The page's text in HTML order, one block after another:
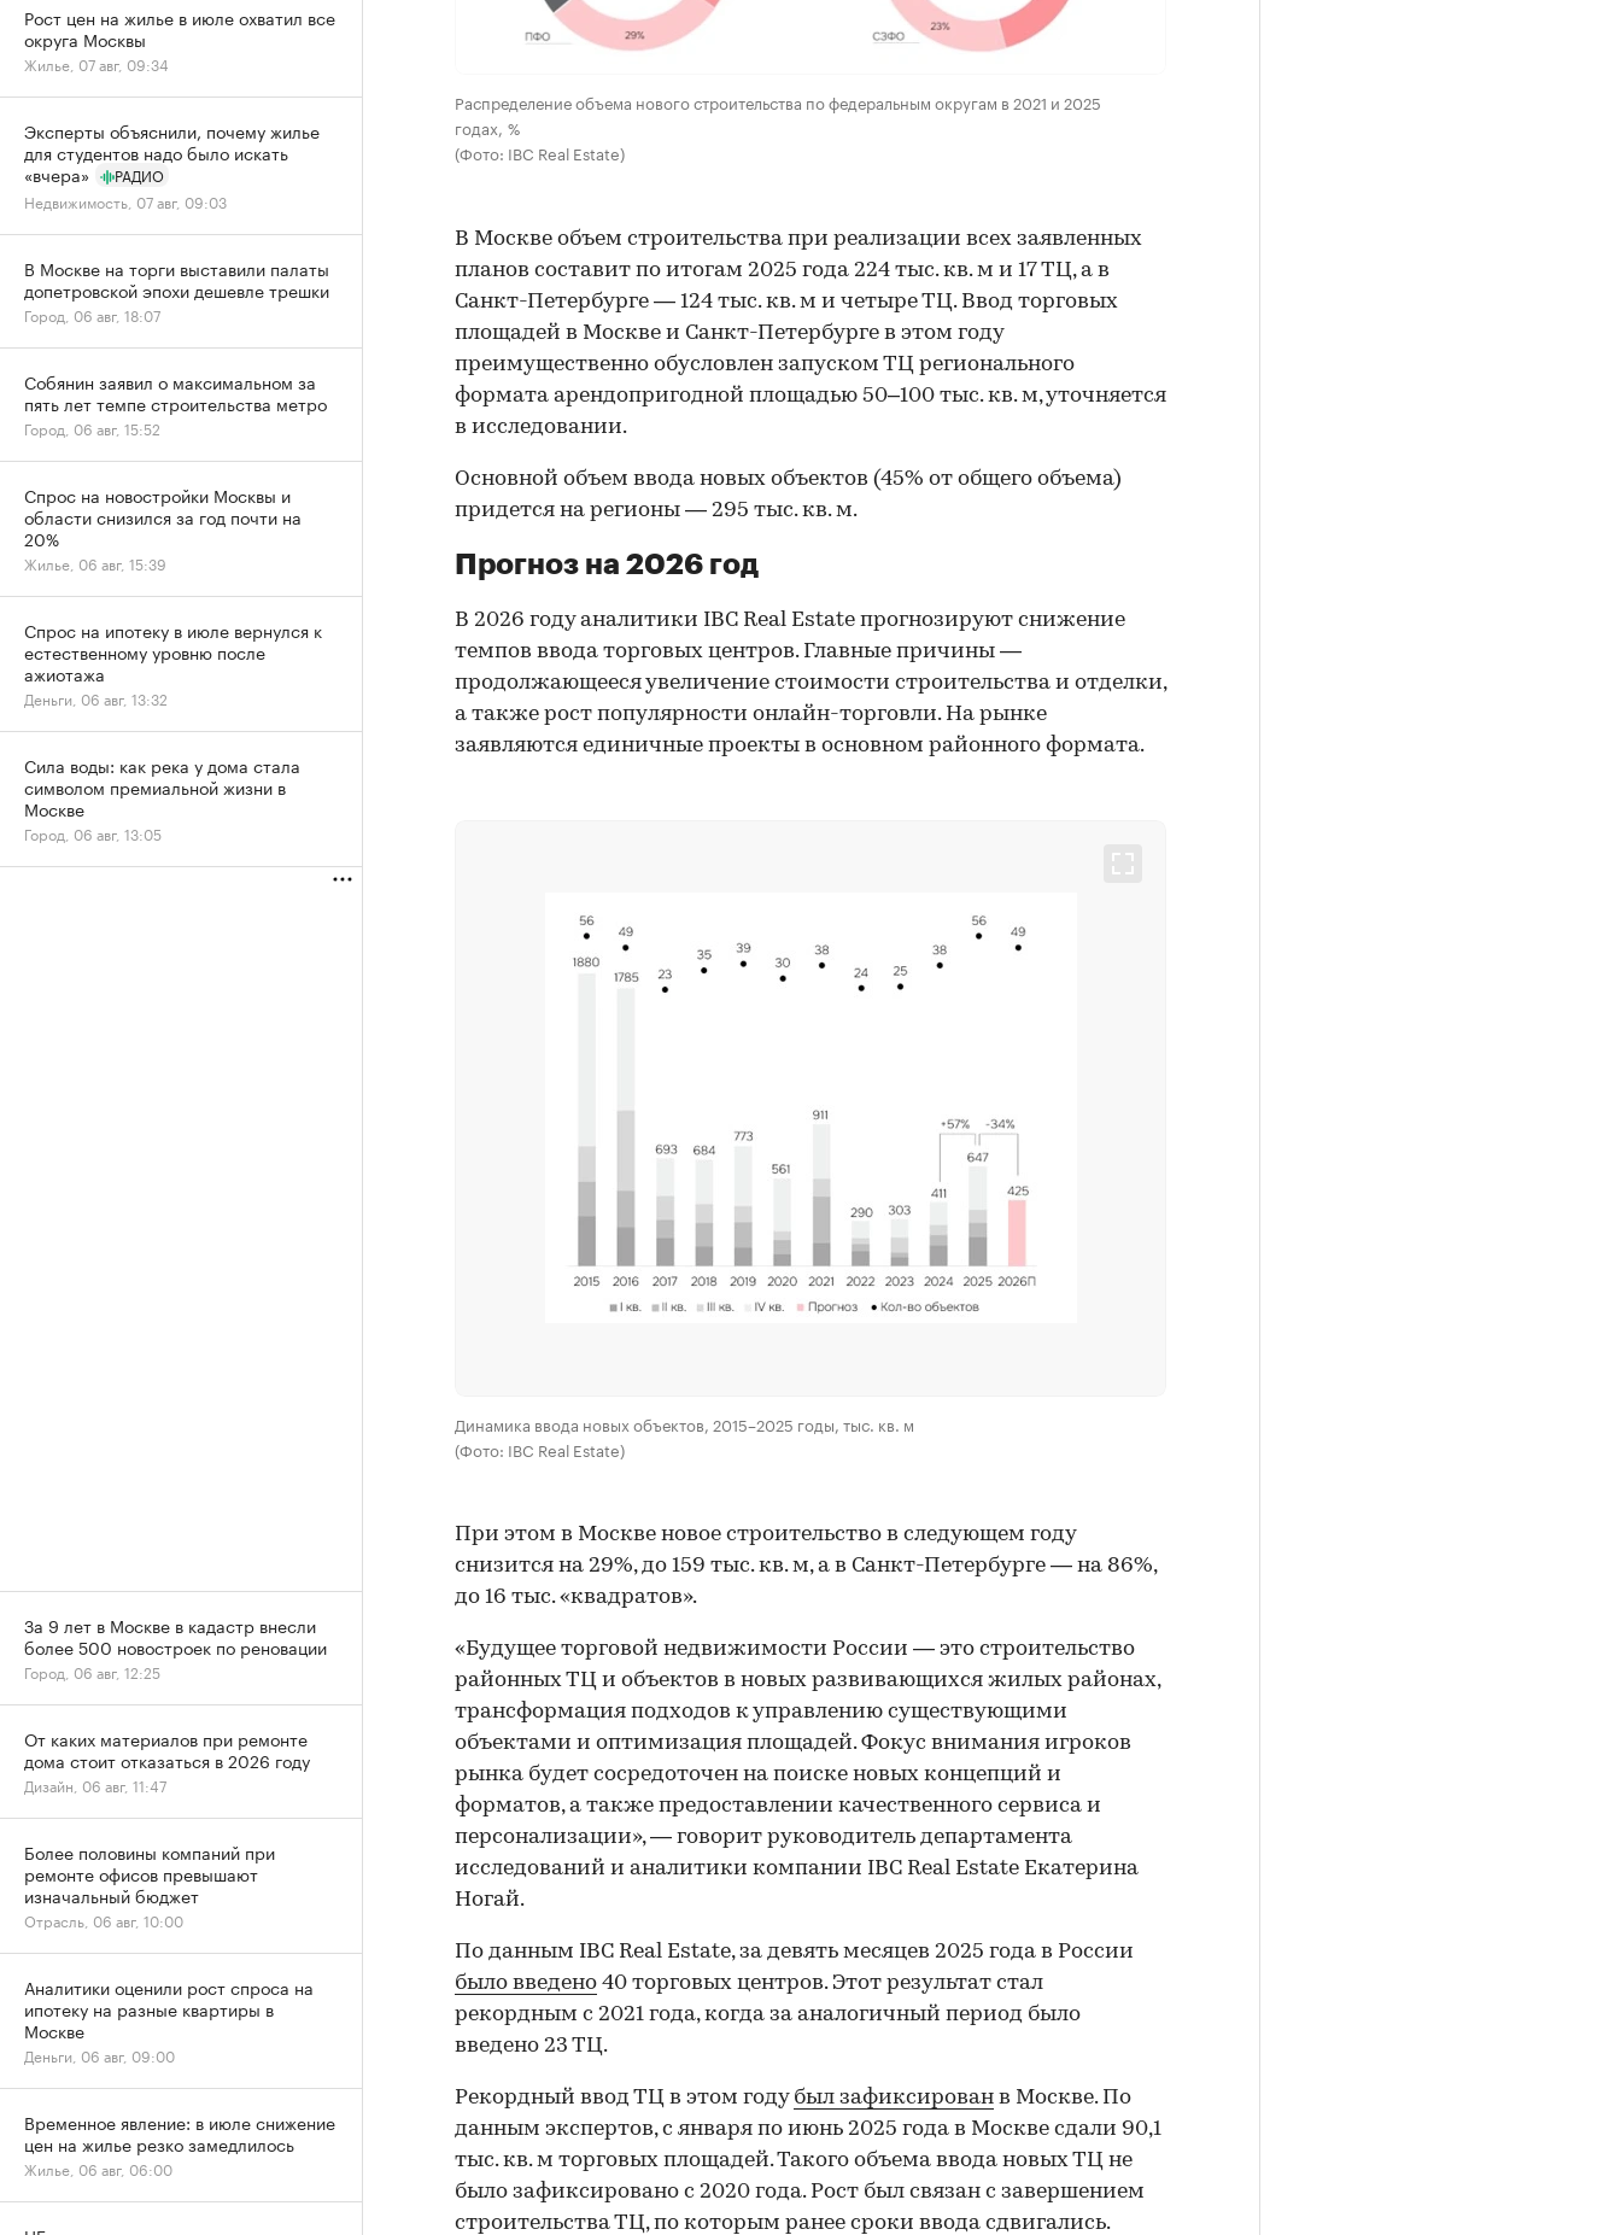
Распределение объема нового строительства по федеральным округам в 2021 и 2025
годах, %
(Фото: IBC Real Estate)
В Москве объем строительства при реализации всех заявленных
планов составит по итогам 2025 года 224 тыс. кв. м и 17 ТЦ, а в
Санкт-Петербурге — 124 тыс. кв. м и четыре ТЦ. Ввод торговых
площадей в Москве и Санкт-Петербурге в этом году
преимущественно обусловлен запуском ТЦ регионального
формата арендопригодной площадью 50–100 тыс. кв. м, уточняется
в исследовании.
Основной объем ввода новых объектов (45% от общего объема)
придется на регионы — 295 тыс. кв. м.
Прогноз на 2026 год
В 2026 году аналитики IBC Real Estate прогнозируют снижение
темпов ввода торговых центров. Главные причины —
продолжающееся увеличение стоимости строительства и отделки,
а также рост популярности онлайн-торговли. На рынке
заявляются единичные проекты в основном районного формата.
Динамика ввода новых объектов, 2015–2025 годы, тыс. кв. м
(Фото: IBC Real Estate)
При этом в Москве новое строительство в следующем году
снизится на 29%, до 159 тыс. кв. м, а в Санкт-Петербурге — на 86%,
до 16 тыс. «квадратов».
«Будущее торговой недвижимости России — это строительство
районных ТЦ и объектов в новых развивающихся жилых районах,
трансформация подходов к управлению существующими
объектами и оптимизация площадей. Фокус внимания игроков
рынка будет сосредоточен на поиске новых концепций и
форматов, а также предоставлении качественного сервиса и
персонализации», — говорит руководитель департамента
исследований и аналитики компании IBC Real Estate Екатерина
Ногай.
По данным IBC Real Estate, за девять месяцев 2025 года в России
было введено 40 торговых центров. Этот результат стал
рекордным с 2021 года, когда за аналогичный период было
введено 23 ТЦ.
Рекордный ввод ТЦ в этом году был зафиксирован в Москве. По
данным экспертов, с января по июнь 2025 года в Москве сдали 90,1
тыс. кв. м торговых площадей. Такого объема ввода новых ТЦ не
было зафиксировано с 2020 года. Рост был связан с завершением
строительства ТЦ, по которым ранее сроки ввода сдвигались.
Рост цен на жилье в июле охватил все
округа Москвы
Жилье, 07 авг, 09:34
Эксперты объяснили, почему жилье
для студентов надо было искать
«вчера»
РАДИО
Недвижимость, 07 авг, 09:03
В Москве на торги выставили палаты
допетровской эпохи дешевле трешки
Город, 06 авг, 18:07
Собянин заявил о максимальном за
пять лет темпе строительства метро
Город, 06 авг, 15:52
Спрос на новостройки Москвы и
области снизился за год почти на
20%
Жилье, 06 авг, 15:39
Спрос на ипотеку в июле вернулся к
естественному уровню после
ажиотажа
Деньги, 06 авг, 13:32
Сила воды: как река у дома стала
символом премиальной жизни в
Москве
Город, 06 авг, 13:05
За 9 лет в Москве в кадастр внесли
более 500 новостроек по реновации
Город, 06 авг, 12:25
От каких материалов при ремонте
дома стоит отказаться в 2026 году
Дизайн, 06 авг, 11:47
Более половины компаний при
ремонте офисов превышают
изначальный бюджет
Отрасль, 06 авг, 10:00
Аналитики оценили рост спроса на
ипотеку на разные квартиры в
Москве
Деньги, 06 авг, 09:00
Временное явление: в июле снижение
цен на жилье резко замедлилось
Жилье, 06 авг, 06:00